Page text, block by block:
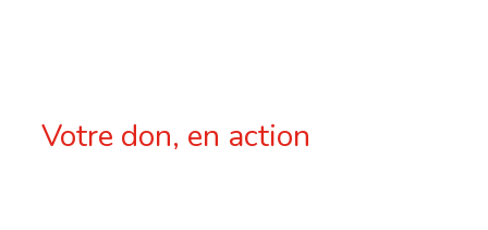
Votre don, en action